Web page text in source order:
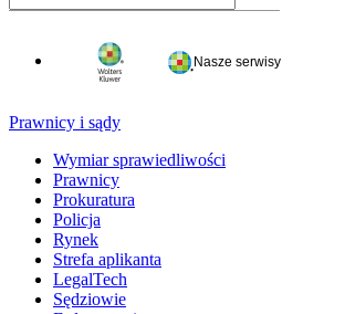
Nasze serwisy
Prawnicy i sądy
Wymiar sprawiedliwości
Prawnicy
Prokuratura
Policja
Rynek
Strefa aplikanta
LegalTech
Sędziowie